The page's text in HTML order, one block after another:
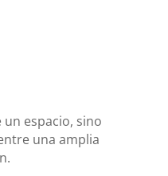
espacio, sino
una amplia